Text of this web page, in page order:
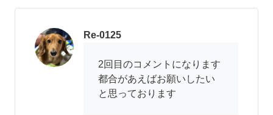
Re-0125
2回目のコメントになります
都合があえばお願いしたい
と思っております